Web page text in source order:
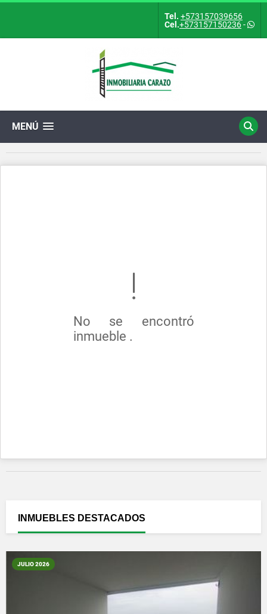
Tel. +573157039656
Cel.+573157150236-
MENÚ
No se encontró
inmueble .
INMUEBLES DESTACADOS
JULIO 2026